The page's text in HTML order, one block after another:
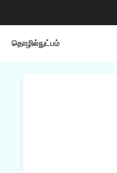
தொழில்நுட்பம்